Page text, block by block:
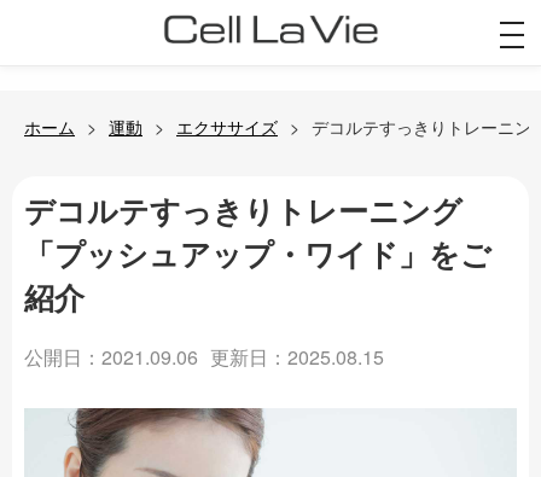
ホーム 運動 エクササイズ デコルテすっきりトレーニン
デコルテすっきりトレーニング
「プッシュアップ・ワイド」をご
紹介
公開日：2021.09.06 更新日：2025.08.15